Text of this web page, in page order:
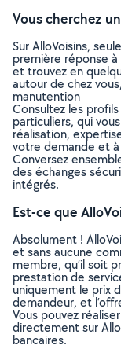
Vous cherchez
Sur AlloVoisins,
première réponse
et trouvez en
autour de chez
manutention
Consultez les
particuliers, qui
réalisation,
votre demande et
Conversez
des échanges
intégrés.
Est-ce que
Absolument !
et sans aucune
membre, qu’il soit
prestation de
uniquement le prix
demandeur, et
Vous pouvez
directement sur
bancaires.